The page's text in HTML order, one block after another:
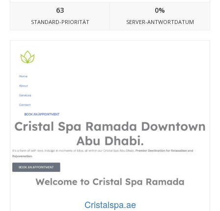
63
STANDARD-PRIORITÄT
0%
SERVER-ANTWORTDATUM
Cristalspa.ae